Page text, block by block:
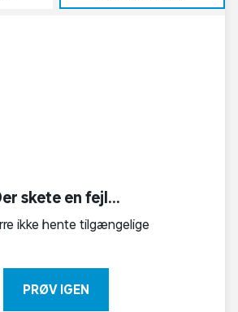
skete en fejl...
ikke hente tilgængelige
PRØV IGEN